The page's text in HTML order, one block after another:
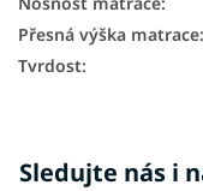
Přesná výška matrace:
Tvrdost:
Sledujte nás i